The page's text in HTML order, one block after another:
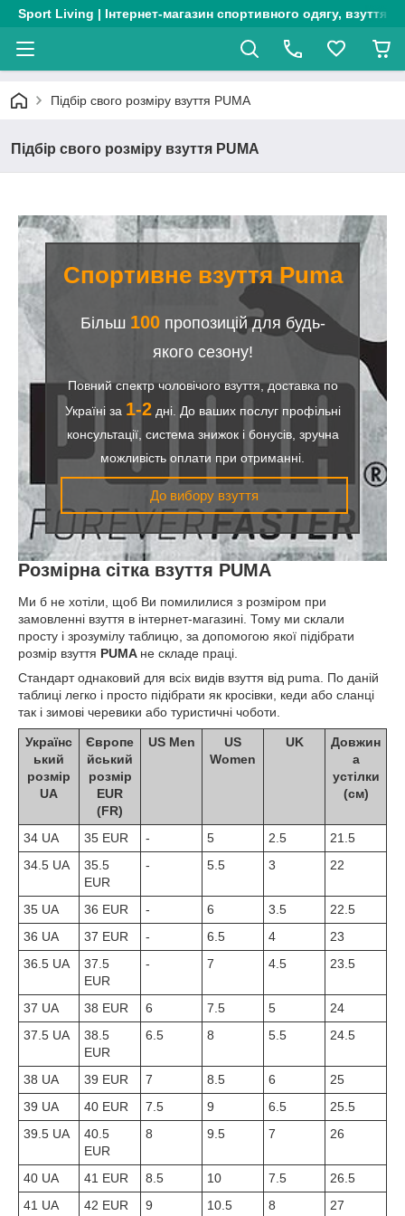
Sport Living | Інтернет-магазин спортивного одягу, взуття
Підбір свого розміру взуття PUMA
Підбір свого розміру взуття PUMA
Спортивне взуття Puma
Більш 100пропозицій для будь-
якого сезону!
Повний спектр чоловічого взуття, доставка по
Україні за 1-2дні. До ваших послуг профільні
консультації, система знижок і бонусів, зручна
можливість оплати при отриманні.
До вибору взуття
Розмірна сітка взуття PUMA
Ми б не хотіли, щоб Ви помилилися з розміром при
замовленні взуття в інтернет-магазині. Тому ми склали
просту і зрозумілу таблицю, за допомогою якої підібрати
розмір взуття PUMA не складе праці.
Стандарт однаковий для всіх видів взуття від puma. По даній
таблиці легко і просто підібрати як кросівки, кеди або сланці
так і зимові черевики або туристичні чоботи.
Українс
ький
розмір
UA
Європе
йський
розмір
EUR
(FR)
US Men
US
Women
UK
Довжин
а
устілки
(см)
34 UA 35 EUR - 5 2.5
21.5
34.5 UA
35.5
EUR
- 5.5 3 22
35 UA 36 EUR - 6 3.5
22.5
36 UA
37 EUR - 6.5 4
23
36.5 UA
37.5
EUR
- 7 4.5 23.5
37 UA 38 EUR 6 7.5 5
24
37.5 UA
38.5
EUR
6.5 8 5.5 24.5
38 UA 39 EUR 7 8.5 6
25
39 UA
40 EUR 7.5 9 6.5
25.5
39.5 UA
40.5
EUR
8 9.5 7 26
40 UA 41 EUR 8.5 10 7.5
26.5
41 UA
42 EUR 9 10.5 8 27